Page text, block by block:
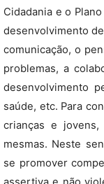
Cidadania e o
desenvolvimento
comunicação, o
problemas, a
desenvolvimento
saúde, etc. Para
crianças e
mesmas. Neste
se promover